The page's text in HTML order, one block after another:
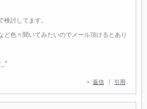
返信 引用
検討してます。
ど色々聞いてみたいのでメール頂けるとあり